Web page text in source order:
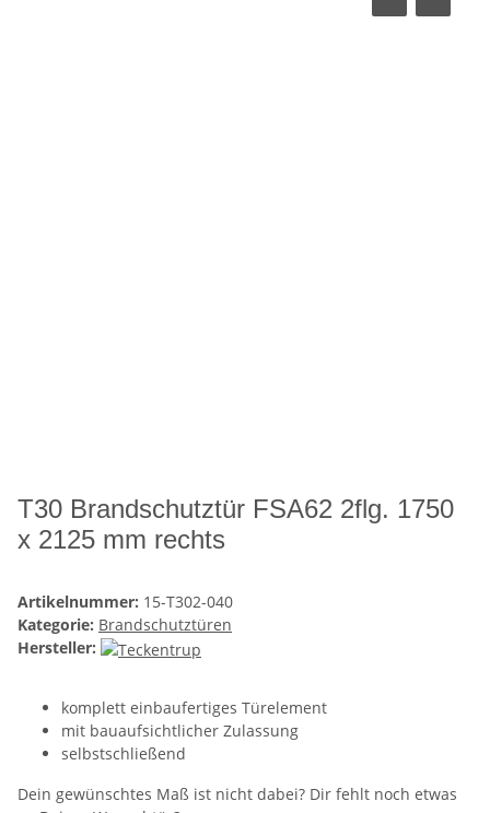
T30 Brandschutztür FSA62 2flg. 1750
x 2125 mm rechts
Artikelnummer: 15-T302-040
Kategorie: Brandschutztüren
Hersteller:
komplett einbaufertiges Türelement
mit bauaufsichtlicher Zulassung
selbstschließend
Dein gewünschtes Maß ist nicht dabei? Dir fehlt noch etwas